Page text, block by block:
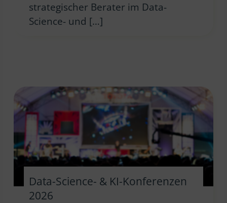
strategischer Berater im Data-
Science- und […]
Data-Science- & KI-Konferenzen
2026